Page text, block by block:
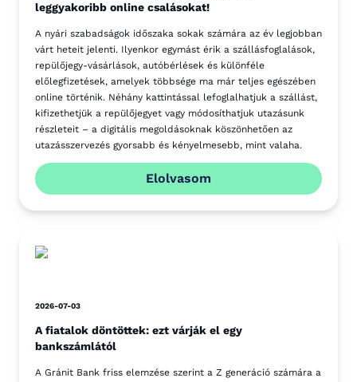
leggyakoribb online csalásokat!
A nyári szabadságok időszaka sokak számára az év legjobban
várt heteit jelenti. Ilyenkor egymást érik a szállásfoglalások,
repülőjegy-vásárlások, autóbérlések és különféle
előlegfizetések, amelyek többsége ma már teljes egészében
online történik. Néhány kattintással lefoglalhatjuk a szállást,
kifizethetjük a repülőjegyet vagy módosíthatjuk utazásunk
részleteit – a digitális megoldásoknak köszönhetően az
utazásszervezés gyorsabb és kényelmesebb, mint valaha.
Elolvasom
2026-07-03
A fiatalok döntöttek: ezt várják el egy
bankszámlától
A Gránit Bank friss elemzése szerint a Z generáció számára a